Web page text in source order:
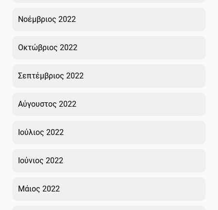
Νοέμβριος 2022
Οκτώβριος 2022
Σεπτέμβριος 2022
Αύγουστος 2022
Ιούλιος 2022
Ιούνιος 2022
Μάιος 2022